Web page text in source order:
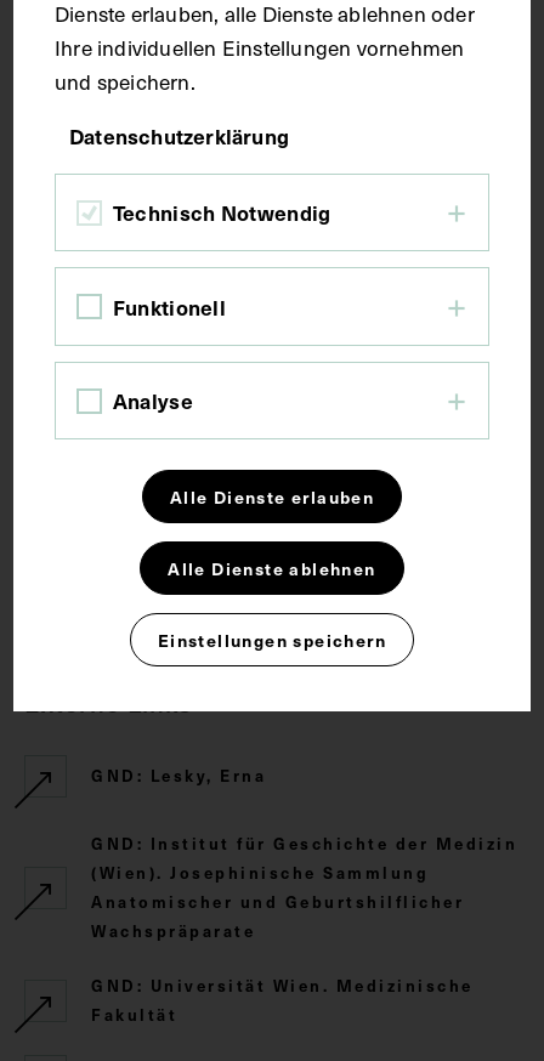
Maße
Bildmaß 11,8 x 16,7 cm
Kurzbeschreibung
Neg. I 102/3-14
Schlagwörter
CC BY-NC-SA 4.0
GND: Lesky, Erna
GND: Institut für Geschichte der Medizin
(Wien). Josephinische Sammlung
Anatomischer und Geburtshilflicher
Wachspräparate
GND: Universität Wien. Medizinische
Fakultät
Dienste erlauben, alle Dienste ablehnen oder
Ihre individuellen Einstellungen vornehmen
und speichern.
Datenschutzerklärung
Technisch Notwendig
Funktionell
Analyse
Alle Dienste erlauben
Alle Dienste ablehnen
Einstellungen speichern